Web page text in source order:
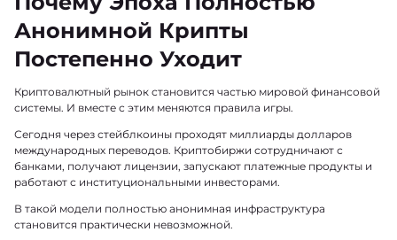
Анонимной Крипты
Постепенно Уходит
Криптовалютный рынок становится частью мировой финансовой
системы. И вместе с этим меняются правила игры.
Сегодня через стейблкоины проходят миллиарды долларов
международных переводов. Криптобиржи сотрудничают с
банками, получают лицензии, запускают платежные продукты и
работают с институциональными инвесторами.
В такой модели полностью анонимная инфраструктура
становится практически невозможной.